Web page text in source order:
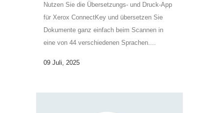
Nutzen Sie die Übersetzungs- und Druck-App
für Xerox ConnectKey und übersetzen Sie
Dokumente ganz einfach beim Scannen in
eine von 44 verschiedenen Sprachen....
09 Juli, 2025